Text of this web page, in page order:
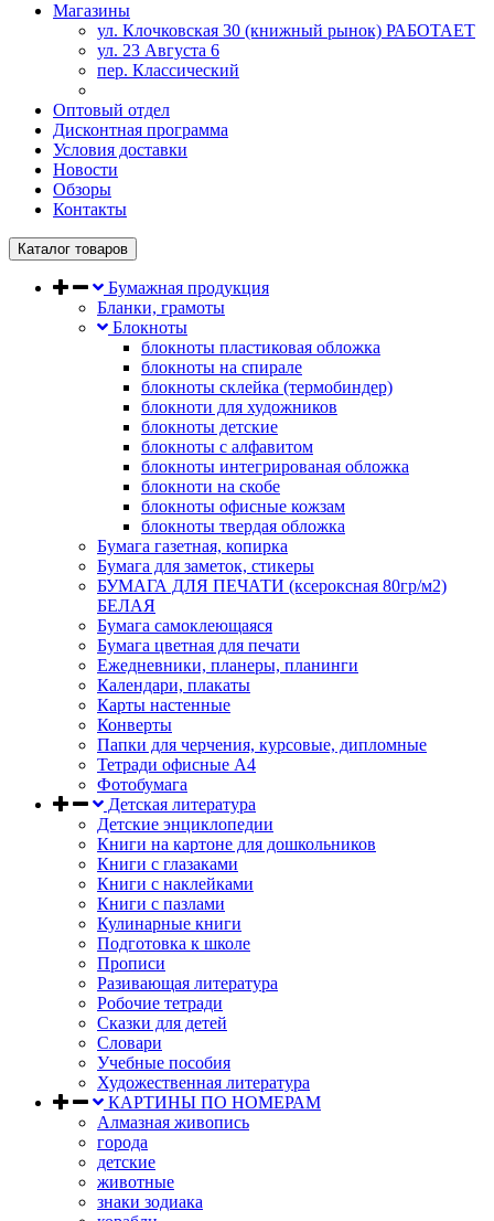
Магазины
ул. Клочковская 30 (книжный рынок) РАБОТАЕТ
ул. 23 Августа 6
пер. Классический
Оптовый отдел
Дисконтная программа
Условия доставки
Новости
Обзоры
Контакты
Каталог товаров
Бумажная продукция
Бланки, грамоты
Блокноты
блокноты пластиковая обложка
блокноты на спирале
блокноты склейка (термобиндер)
блокноти для художников
блокноты детские
блокноты с алфавитом
блокноты интегрированая обложка
блокноти на скобе
блокноты офисные кожзам
блокноты твердая обложка
Бумага газетная, копирка
Бумага для заметок, стикеры
БУМАГА ДЛЯ ПЕЧАТИ (ксероксная 80гр/м2)
БЕЛАЯ
Бумага самоклеющаяся
Бумага цветная для печати
Ежедневники, планеры, планинги
Календари, плакаты
Карты настенные
Конверты
Папки для черчения, курсовые, дипломные
Тетради офисные А4
Фотобумага
Детская литература
Детские энциклопедии
Книги на картоне для дошкольников
Книги с глазаками
Книги с наклейками
Книги с пазлами
Кулинарные книги
Подготовка к школе
Прописи
Разивающая литература
Робочие тетради
Сказки для детей
Словари
Учебные пособия
Художественная литература
КАРТИНЫ ПО НОМЕРАМ
Алмазная живопись
города
детские
животные
знаки зодиака